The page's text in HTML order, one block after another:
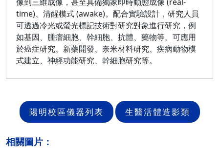
time)、清醒模式 (awake)。配合實驗設計，研究人員
可透過冷光或螢光標記技術對研究對象進行研究，例
如基因、腫瘤細胞、幹細胞、抗體、藥物等。可應用
於癌症研究、新藥開發、奈米材料研究、疾病動物模
式建立、神經功能研究、幹細胞研究等。
陽明校區儀器列表 生醫活體造影類
相關圖片：